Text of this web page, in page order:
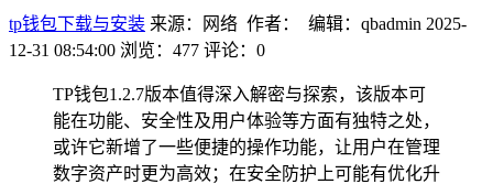
tp钱包下载与安装 来源：网络 作者： 编辑：qbadmin 2025-
12-31 08:54:00 浏览：477 评论：0
TP钱包1.2.7版本值得深入解密与探索，该版本可
能在功能、安全性及用户体验等方面有独特之处，
或许它新增了一些便捷的操作功能，让用户在管理
数字资产时更为高效；在安全防护上可能有优化升